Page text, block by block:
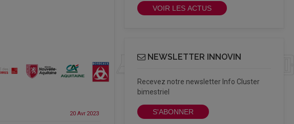
20 Avr 2023
VOIR LES ACTUS
NEWSLETTER INNOVIN
Recevez notre newsletter Info Cluster
bimestriel
S'ABONNER